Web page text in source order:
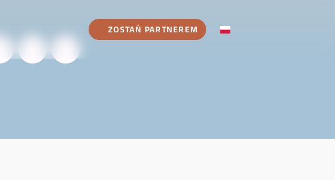
ZOSTAŃ PARTNEREM